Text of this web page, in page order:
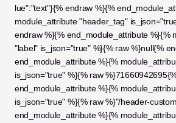
lue":"text"}{% endraw %}{%
module_attribute "header_tag"
endraw %}{% end_module_attribute %}{%
"label" is_json="true" %}{% raw %}null{%
end_module_attribute %}{%
is_json="true" %}{% raw
end_module_attribute %}{%
is_json="true" %}{% raw %}"/header-
end_module_attribute %}{%